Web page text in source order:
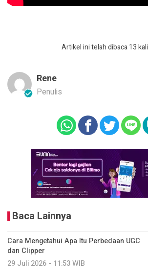
Artikel ini telah dibaca 13 kali
Rene
Penulis
Baca Lainnya
Cara Mengetahui Apa Itu Perbedaan UGC
dan Clipper
29 Juli 2026 - 11:53 WIB